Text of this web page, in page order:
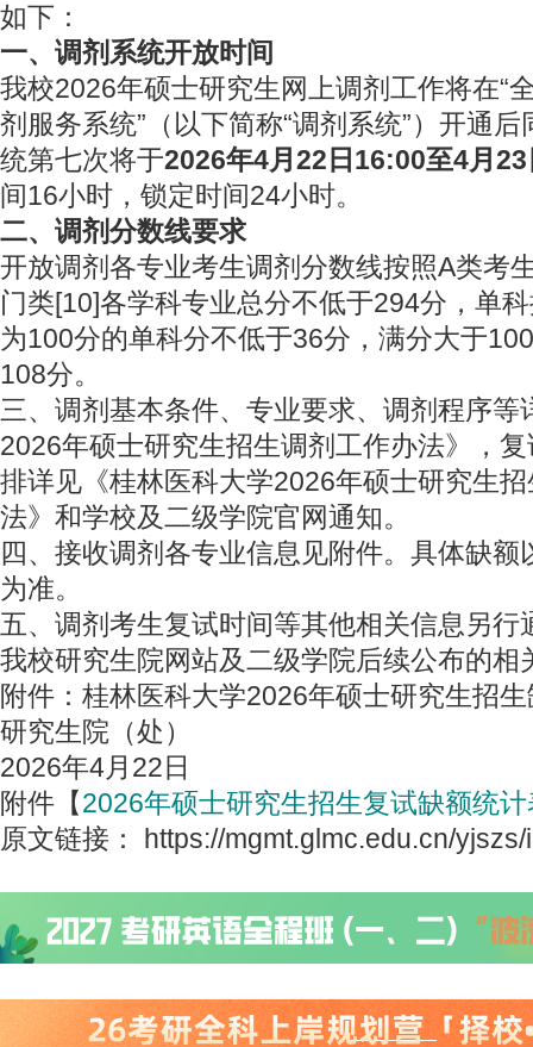
如下：
一、调剂系统开放时间
我校2026年硕士研究生网上调剂工作将在“
剂服务系统”（以下简称“调剂系统”）开通
统第七次将于2026年4月 22 日 16:00至4月 23
间16小时，锁定时间24小时。
二、调剂分数线要求
开放调剂各专业考生调剂分数线按照A类考
门类[10]各学科专业总分不低于294分，单
为100分的单科分不低于36分，满分大于
108分。
三、调剂基本条件、专业要求、调剂程序等
2026年硕士研究生招生调剂工作办法》，
排详见《桂林医科大学2026年硕士研究生
法》和学校及二级学院官网通知。
四、接收调剂各专业信息见附件。具体缺额
为准。
五、调剂考生复试时间等其他相关信息另行
我校研究生院网站及二级学院后续公布的相
附件：桂林医科大学2026年硕士研究生招
研究生院（处）
2026年4月22日
附件【2026年硕士研究生招生复试缺额统
原文链接： https://mgmt.glmc.edu.cn/